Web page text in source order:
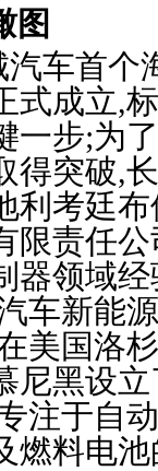
图
汽车首
式成立,
一步;为
得突破,
利考廷
限责任
器领域
车新能
美国洛
尼黑设
注于自
燃料电